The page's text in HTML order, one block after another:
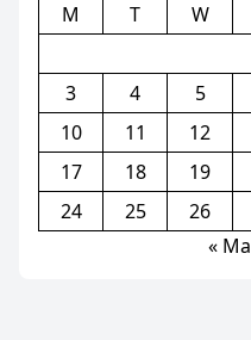
M
T W
3
4 5
10
11 12
17
18 19
24
25 26
«